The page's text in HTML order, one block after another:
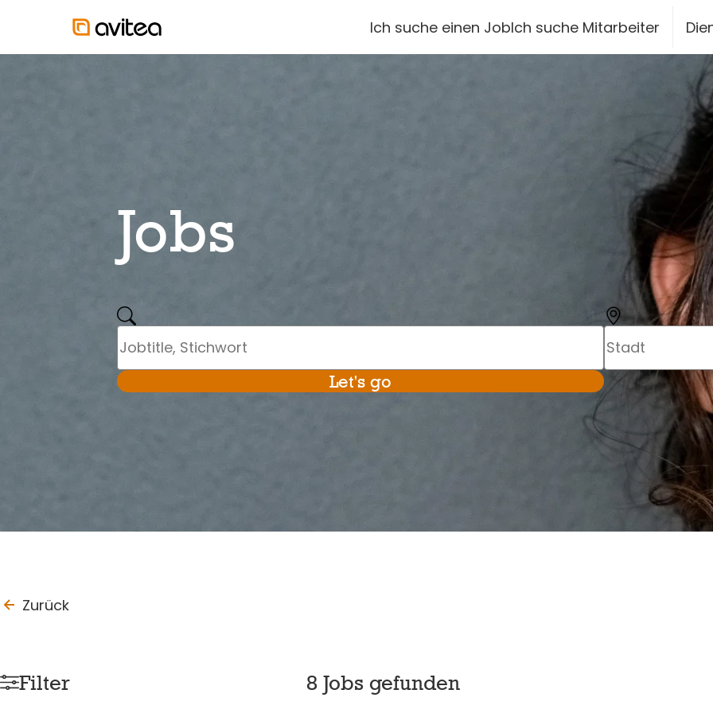
Ich suche einen JobIch suche Mitarbeiter
Jobs
Stadt
Let's go
Zurück
to_last_page
Filter 8 Jobs gefunden